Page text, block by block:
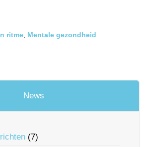
ritme Mentale gezondheid
News
(7)